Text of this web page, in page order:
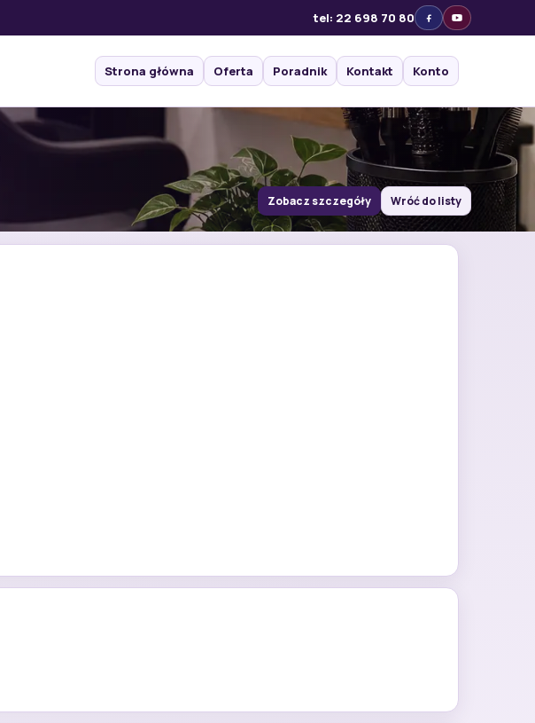
tel: 22 698 70 80
Strona główna Oferta Poradnik Kontakt Konto
Zobacz szczegóły Wróć do listy